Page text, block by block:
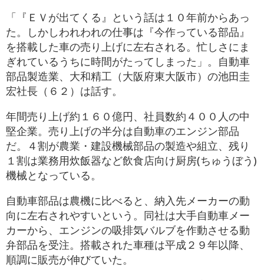
「『ＥＶが出てくる』という話は１０年前からあっ
た。しかしわれわれの仕事は『今作っている部品』
を搭載した車の売り上げに左右される。忙しさにま
ぎれているうちに時間がたってしまった」。自動車
部品製造業、大和精工（大阪府東大阪市）の池田圭
宏社長（６２）は話す。
年間売り上げ約１６０億円、社員数約４００人の中
堅企業。売り上げの半分は自動車のエンジン部品
だ。４割が農業・建設機械部品の製造や組立、残り
１割は業務用炊飯器など飲食店向け厨房(ちゅうぼう)
機械となっている。
自動車部品は農機に比べると、納入先メーカーの動
向に左右されやすいという。同社は大手自動車メー
カーから、エンジンの吸排気バルブを作動させる動
弁部品を受注。搭載された車種は平成２９年以降、
順調に販売が伸びていた。